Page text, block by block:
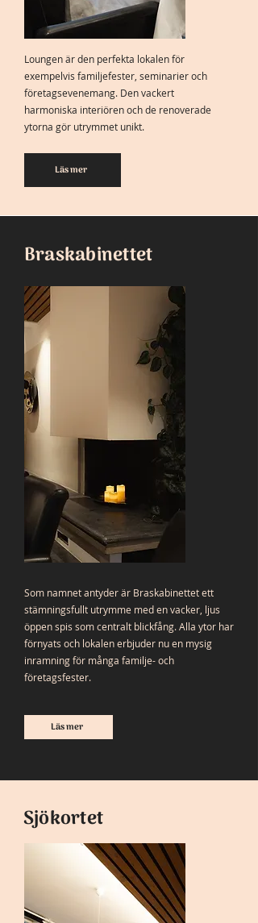
Loungen är den perfekta lokalen för
exempelvis familjefester, seminarier och
företagsevenemang. Den vackert
harmoniska interiören och de renoverade
ytorna gör utrymmet unikt.
Läs mer
Braskabinettet
Som namnet antyder är Braskabinettet ett
stämningsfullt utrymme med en vacker, ljus
öppen spis som centralt blickfång. Alla ytor har
förnyats och lokalen erbjuder nu en mysig
inramning för många familje- och
företagsfester.
Läs mer
Sjökortet